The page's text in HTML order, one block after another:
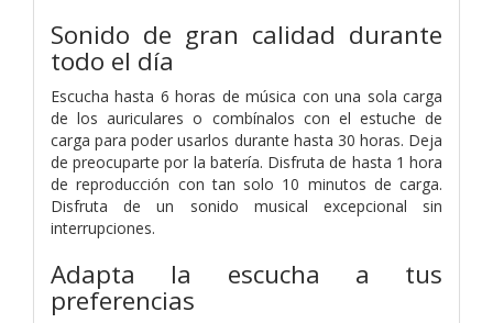
Sonido de gran calidad durante
todo el día
Escucha hasta 6 horas de música con una sola carga
de los auriculares o combínalos con el estuche de
carga para poder usarlos durante hasta 30 horas. Deja
de preocuparte por la batería. Disfruta de hasta 1 hora
de reproducción con tan solo 10 minutos de carga.
Disfruta de un sonido musical excepcional sin
interrupciones.
Adapta la escucha a tus
preferencias